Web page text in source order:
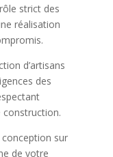
strict des
réalisation
d’artisans
des
construction.
conception sur
de votre